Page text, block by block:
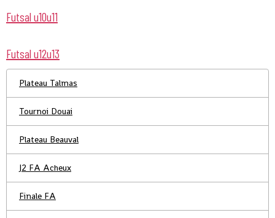
Futsal u10u11
Futsal u12u13
Plateau Talmas
Tournoi Douai
Plateau Beauval
J2 FA Acheux
Finale FA